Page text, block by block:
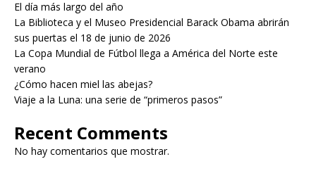
El día más largo del año
La Biblioteca y el Museo Presidencial Barack Obama abrirán
sus puertas el 18 de junio de 2026
La Copa Mundial de Fútbol llega a América del Norte este
verano
¿Cómo hacen miel las abejas?
Viaje a la Luna: una serie de “primeros pasos”
Recent Comments
No hay comentarios que mostrar.